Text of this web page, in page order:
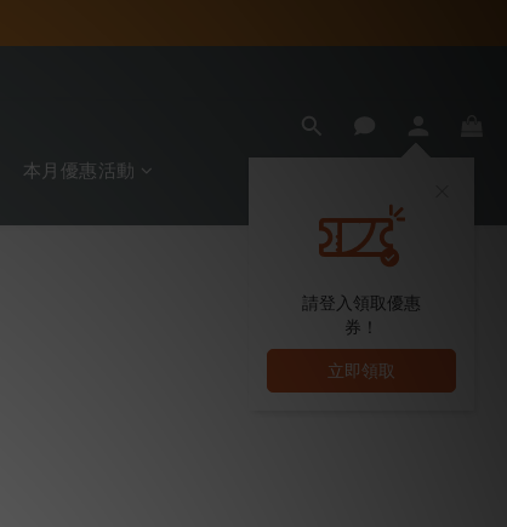
請登入領取優惠
券！
立即領取
本月優惠活動